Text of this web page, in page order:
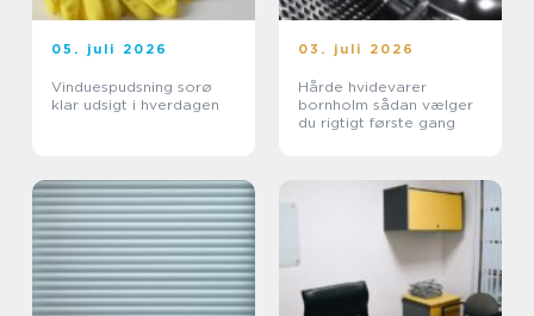
05. juli 2026
Vinduespudsning sorø
klar udsigt i hverdagen
03. juli 2026
Hårde hvidevarer
bornholm sådan vælger
du rigtigt første gang